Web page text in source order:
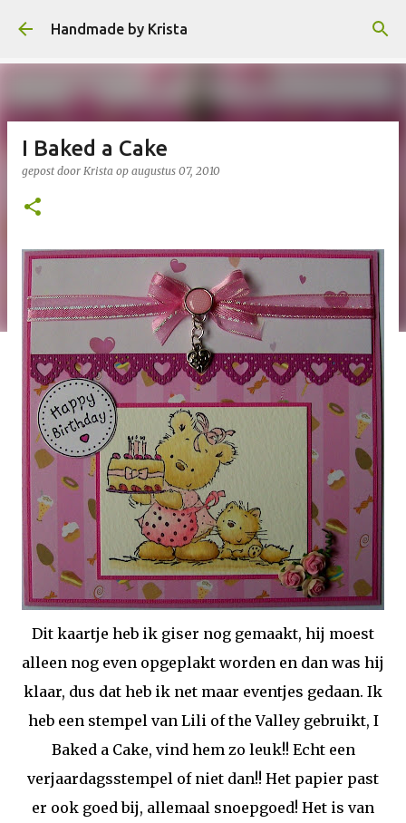
Doorgaan naar hoofdcontent
Handmade by Krista
I Baked a Cake
gepost door Krista op augustus 07, 2010
Dit kaartje heb ik giser nog gemaakt, hij moest
alleen nog even opgeplakt worden en dan was hij
klaar, dus dat heb ik net maar eventjes gedaan. Ik
heb een stempel van Lili of the Valley gebruikt, I
Baked a Cake, vind hem zo leuk!! Echt een
verjaardagsstempel of niet dan!! Het papier past
er ook goed bij, allemaal snoepgoed! Het is van